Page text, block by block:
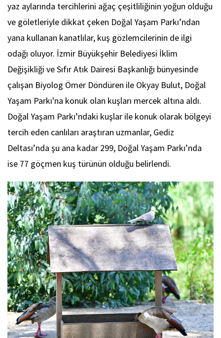
yaz aylarında tercihlerini ağaç çeşitliliğinin yoğun olduğu
ve göletleriyle dikkat çeken Doğal Yaşam Parkı’ndan
yana kullanan kanatlılar, kuş gözlemcilerinin de ilgi
odağı oluyor. İzmir Büyükşehir Belediyesi İklim
Değişikliği ve Sıfır Atık Dairesi Başkanlığı bünyesinde
çalışan Biyolog Ömer Döndüren ile Okyay Bulut, Doğal
Yaşam Parkı'na konuk olan kuşları mercek altına aldı.
Doğal Yaşam Parkı’ndaki kuşlar ile konuk olarak bölgeyi
tercih eden canlıları araştıran uzmanlar, Gediz
Deltası’nda şu ana kadar 299, Doğal Yaşam Parkı’nda
ise 77 göçmen kuş türünün olduğu belirlendi.